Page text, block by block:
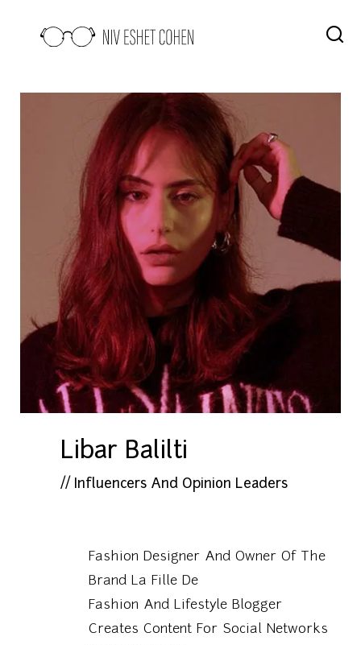
Libar Balilti
// Influencers And Opinion Leaders
Fashion Designer And Owner Of The
Brand La Fille De
Fashion And Lifestyle Blogger
Creates Content For Social Networks